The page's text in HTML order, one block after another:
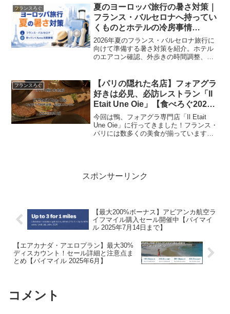
説します。
フランスろぐ
夏のヨーロッパ旅行の暑さ対策｜
フランス・バルセロナへ持ってい
くものとホテルの冷房事情
【2026年】
2026年夏のフランス・バルセロナ旅行に
向けて準備する暑さ対策を紹介。ホテル
のエアコン確認、外歩きの時間調整、日
とめます。帰国後に現地での使用感も追
記予定です。
フランスろぐ
【パリの隠れた名店】フォアグラ
好きは必見、必訪レストラン「Il
Etait Une Oie」【食べろぐ2025
年1月】
今回は鴨、フォアグラ専門店「Il Etait
Une Oie」に行ってきました！フランス・
パリには数多くの美食が揃っています
スポンサーリンク
【最大200%ボーナス】アビアンカ航空ラ
イフマイル購入セール開催中【バイマイ
ル 2025年7月14日まで】
【エアカナダ・アエロプラン】最大30%
ディスカウント！セール詳細と注意点ま
とめ【バイマイル 2025年6月】
コメント